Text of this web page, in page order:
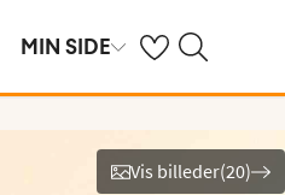
MIN SIDE Se dine gemte
Søg på spies.dk
Vis billeder(20)